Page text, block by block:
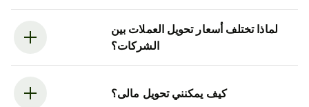
لماذا تختلف أسعار تحويل العملات بين
الشركات؟
كيف يمكنني تحويل مالى؟